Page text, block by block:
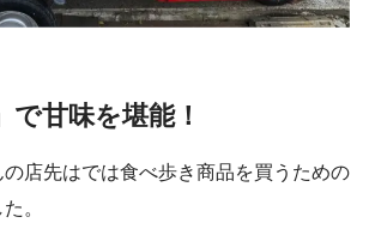
で甘味を堪能！
の店先はでは食べ歩き商品を買うための
。